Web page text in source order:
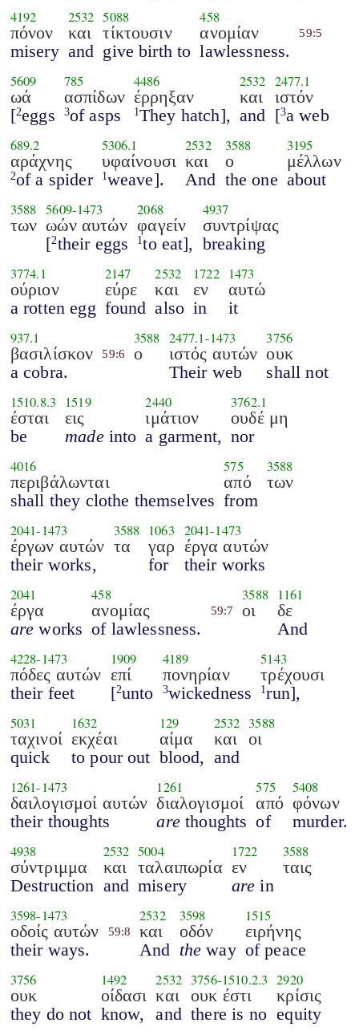
4192
πόνον
misery
2532
και
and
5088
τίκτουσιν
give birth to
458
ανομίαν
lawlessness.
59:5
5609
ωά
[2eggs
785
ασπίδων
3of asps
4486
έρρηξαν
1They hatch],
2532
και
and
2477.1
ιστόν
[3a web
689.2
αράχνης
2of a spider
5306.1
υφαίνουσι
1 weave].
2532
και
And
3588
ο
the one
3195
μέλλων
about
3588
των
5609-1473
ωών αυτών
[2their eggs
2068
φαγείν
1to eat],
4937
συντρίψας
breaking
3774.1
ούριον
a rotten egg
2147
εύρε
found
2532
και
also
1722
εν
in
1473
αυτώ
it
937.1
βασιλίσκον
a cobra.
59:6
3588
ο
2477.1-1473
ιστός αυτών
Their web
3756
ουκ
shall not
1510.8.3
έσται
be
1519
εις
madeinto
2440
ιμάτιον
a garment,
3762.1
ουδέ μη
nor
4016
περιβάλωνται
shall they clothe themselves
575
από
from
3588
των
2041-1473
έργων αυτών
their works,
3588
τα
1063
γαρ
for
2041-1473
έργα αυτών
their works
2041
έργα
are works
458
ανομίας
of lawlessness.
59:7
3588
οι
1161
δε
And
4228-1473
πόδες αυτών
their feet
1909
επί
[2unto
4189
πονηρίαν
3wickedness
5143
τρέχουσι
1run],
5031
ταχινοί
quick
1632
εκχέαι
to pour out
129
αίμα
blood,
2532
και
and
3588
οι
1261-1473
δαιλογισμοί αυτών
their thoughts
1261
διαλογισμοί
arethoughts
575
από
of
5408
φόνων
murder.
4938
σύντριμμα
Destruction
2532
και
and
5004
ταλαιπωρία
misery
1722
εν
are in
3588
ταις
3598-1473
οδοίς αυτών
their ways.
59:8
2532
και
And
3598
οδόν
the way
1515
ειρήνης
of peace
3756
ουκ
they do not
1492
οίδασι
know,
2532
και
and
3756-1510.2.3
ουκ έστι
there is no
2920
κρίσις
equity